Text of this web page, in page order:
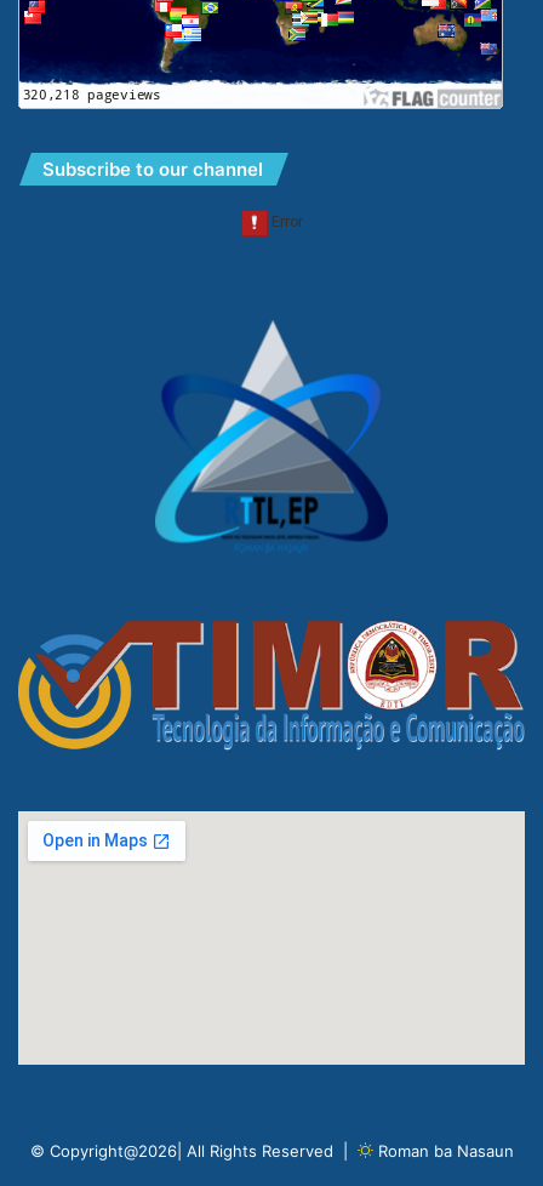
Subscribe to our channel
© Copyright@2026| All Rights Reserved | Roman ba Nasaun